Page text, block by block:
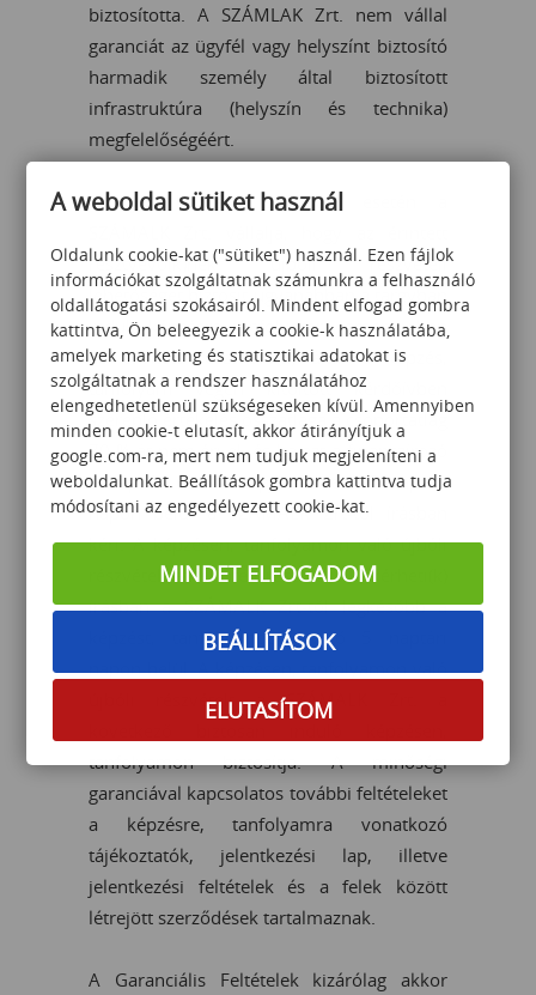
biztosította. A SZÁMLAK Zrt. nem vállal
garanciát az ügyfél vagy helyszínt biztosító
harmadik személy által biztosított
infrastruktúra (helyszín és technika)
megfelelőségéért.
• Nyílt képzés, tanfolyam esetén a
résztvevő(k)nek újbóli részvételi
lehetőséget biztosít ugyanabban a tárgyban
induló képzésre, tanfolyamra, amennyiben
az érintett résztvevő(k) által a képzés,
tanfolyam végén kitöltött kérdőívben
szereplő értékelés összátlaga a csoportátlag
70 %-át nem éri el, és ha azt a finanszírozó
a képzés utolsó napját követő 5 naptári
napon belül a SZÁMALK Zrt-től írásban
kéri. A képzésen, tanfolyamon való újbóli
részvételt az érintett résztvevő(k) kérheti(k)
írásban a SZÁMALK Zrt-től legkésőbb a
képzést, tanfolyamot követő 5 naptári
napon belül. A képzésen, tanfolyamon való
újbóli részvételt a SZÁMALK Zrt. a
tanfolyamon biztosítja. A minőségi
garanciával kapcsolatos további feltételeket
a képzésre, tanfolyamra vonatkozó
tájékoztatók, jelentkezési lap, illetve
jelentkezési feltételek és a felek között
létrejött szerződések tartalmaznak.
A Garanciális Feltételek kizárólag akkor
A weboldal sütiket használ
Oldalunk cookie-kat ("sütiket") használ. Ezen fájlok
információkat szolgáltatnak számunkra a felhasználó
oldallátogatási szokásairól. Mindent elfogad gombra
kattintva, Ön beleegyezik a cookie-k használatába,
amelyek marketing és statisztikai adatokat is
szolgáltatnak a rendszer használatához
elengedhetetlenül szükségeseken kívül. Amennyiben
minden cookie-t elutasít, akkor átirányítjuk a
google.com-ra, mert nem tudjuk megjeleníteni a
weboldalunkat. Beállítások gombra kattintva tudja
módosítani az engedélyezett cookie-kat.
MINDET ELFOGADOM
BEÁLLÍTÁSOK
ELUTASÍTOM